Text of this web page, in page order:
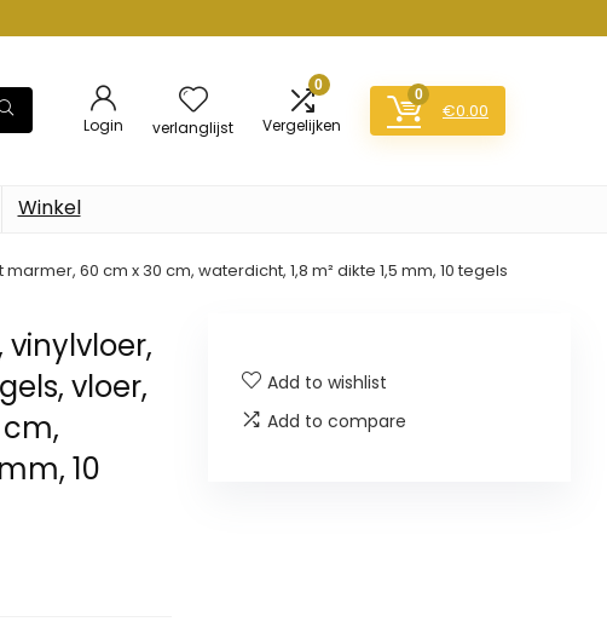
Login verlanglijst
0
Vergelijken
0
€0.00
Winkel
60 cm x 30 cm, waterdicht, 1,8 m² dikte 1,5 mm, 10 tegels
vinylvloer,
vloer,
10
Add to wishlist
Add to compare